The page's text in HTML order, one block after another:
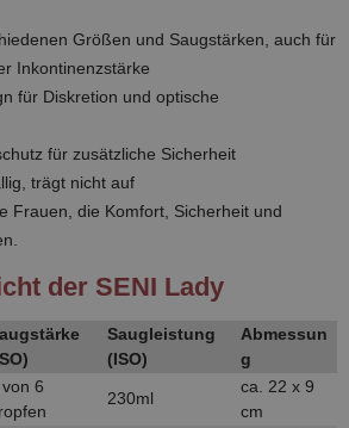
Größen und Saugstärken, auch für
Inkontinenzstärke
für Diskretion und optische
für zusätzliche Sicherheit
trägt nicht auf
Frauen, die Komfort, Sicherheit und
der SENI Lady
Saugleistung
(ISO)
Abmessun
g
6
230ml
ca. 22 x 9
cm